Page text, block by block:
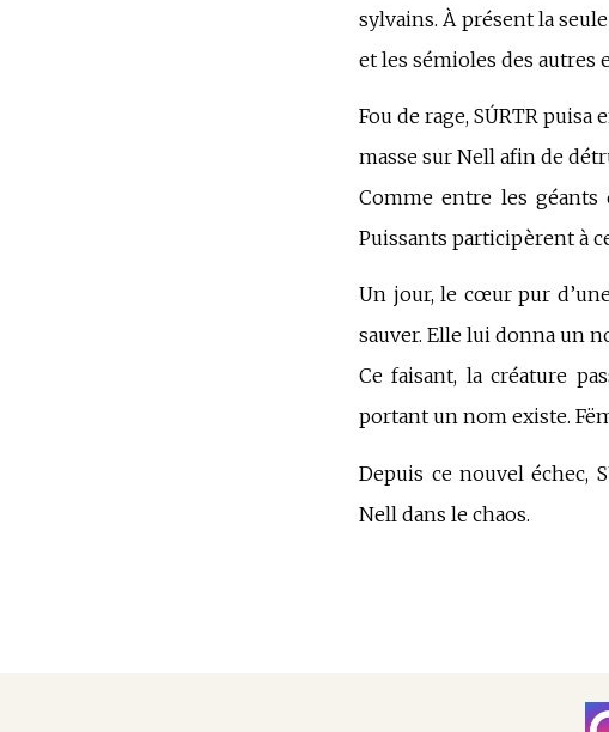
sylvains. À présent la
et les sémioles des autres
Fou de rage, SÚRTR
masse sur Nell afin de
Comme entre les
Puissants participèrent à
Un jour, le cœur pur
sauver. Elle lui donna un
Ce faisant, la créature
portant un nom existe.
Depuis ce nouvel échec,
Nell dans le chaos.